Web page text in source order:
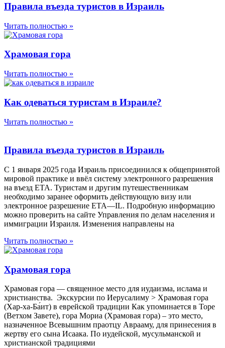
Правила въезда туристов в Израиль
Читать полностью »
Храмовая гора
Читать полностью »
Как одеваться туристам в Израиле?
Читать полностью »
Правила въезда туристов в Израиль
С 1 января 2025 года Израиль присоединился к общепринятой
мировой практике и ввёл систему электронного разрешения
на въезд ETA. Туристам и другим путешественникам
необходимо заранее оформить действующую визу или
электронное разрешение ETA—IL. Подробную информацию
можно проверить на сайте Управления по делам населения и
иммиграции Израиля. Изменения направлены на
Читать полностью »
Храмовая гора
Храмовая гора — священное место для иудаизма, ислама и
христианства. Экскурсии по Иерусалиму > Храмовая гора
(Хар-ха-Ба́ит) в еврейской традиции Как упоминается в Торе
(Ветхом Завете), гора Мориа (Храмовая гора) – это место,
назначенное Всевышним праотцу Аврааму, для принесения в
жертву его сына Исаака. По иудейской, мусульманской и
христианской традициями